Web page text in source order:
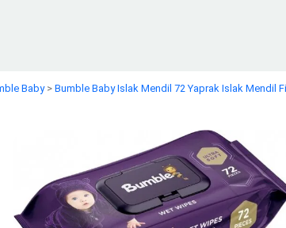
Baby> Bumble Baby Islak Mendil 72 Yaprak Islak Mendil